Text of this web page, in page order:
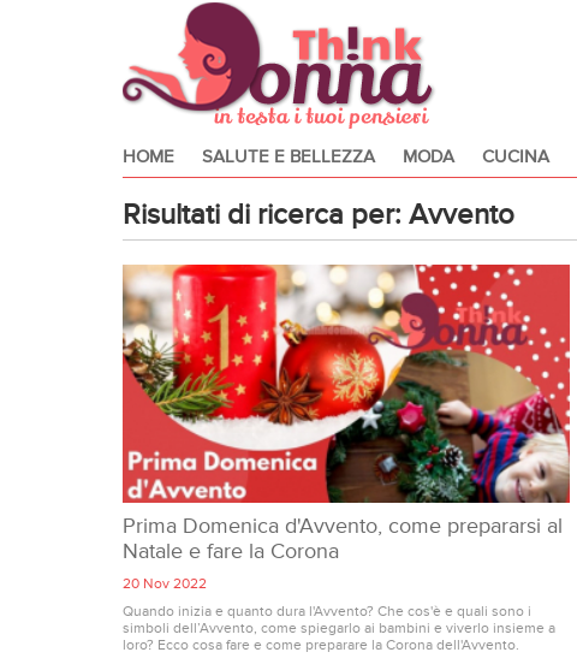
HOME SALUTE E BELLEZZA MODA CUCINA
Risultati di ricerca per: Avvento
Prima Domenica d'Avvento, come prepararsi al
Natale e fare la Corona
20 Nov 2022
Quando inizia e quanto dura l'Avvento? Che cos'è e quali sono i
simboli dell’Avvento, come spiegarlo ai bambini e viverlo insieme a
loro? Ecco cosa fare e come preparare la Corona dell'Avvento.